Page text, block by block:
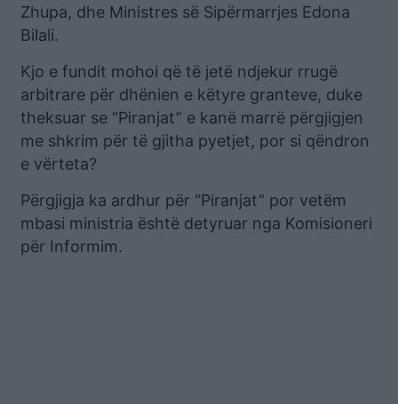
Zhupa, dhe Ministres së Sipërmarrjes Edona
Bilali.
Kjo e fundit mohoi që të jetë ndjekur rrugë
arbitrare për dhënien e këtyre granteve, duke
theksuar se “Piranjat” e kanë marrë përgjigjen
me shkrim për të gjitha pyetjet, por si qëndron
e vërteta?
Përgjigja ka ardhur për “Piranjat” por vetëm
mbasi ministria është detyruar nga Komisioneri
për Informim.